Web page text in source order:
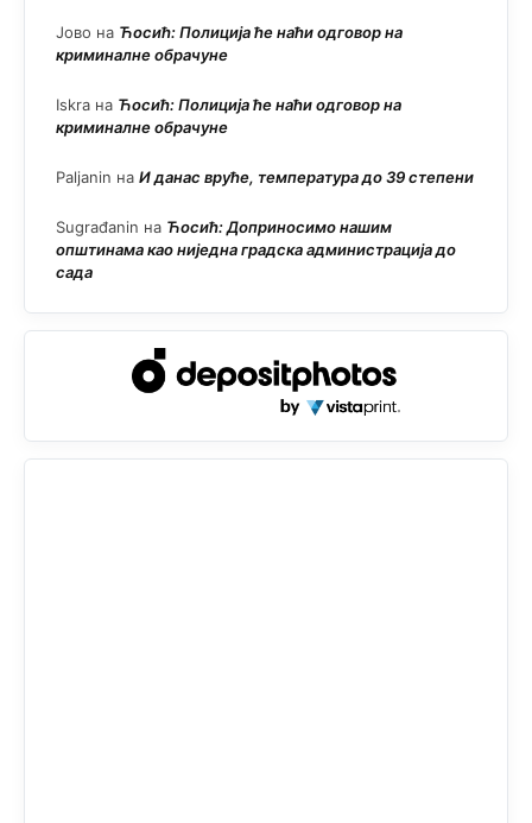
Јово на Ћосић: Полиција ће наћи одговор на
криминалне обрачуне
Iskra на Ћосић: Полиција ће наћи одговор на
криминалне обрачуне
Paljanin на И данас вруће, температура до 39 степени
Sugrađanin на Ћосић: Доприносимо нашим
општинама као ниједна градска администрација до
сада